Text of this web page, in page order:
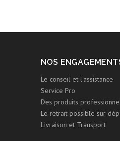
NOS
Le conseil et l'assistance
Service Pro
Des produits
Le retrait possible sur
Livraison et Transport